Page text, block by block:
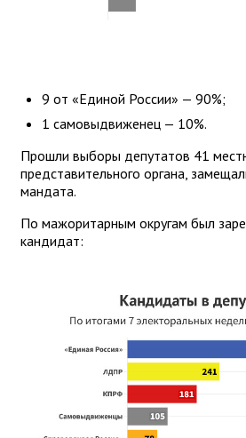
9 от «Единой России» — 90%;
1 самовыдвиженец — 10%.
Прошли выборы депутатов 41
представительного органа,
мандата.
По мажоритарным округам был
кандидат: